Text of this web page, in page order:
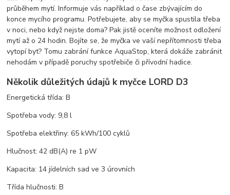
průběhem mytí. Informuje vás například o čase zbývajícím do
konce mycího programu. Potřebujete, aby se myčka spustila třeba
v noci, nebo když nejste doma? Pak jistě oceníte možnost odložení
mytí až o 24 hodin. Bojíte se, že myčka ve vaší nepřítomnosti třeba
vytopí byt? Tomu zabrání funkce AquaStop, která dokáže zabránit
nehodám v případě poruchy spotřebiče či přívodní hadice.
Několik důležitých údajů k myčce LORD D3
Energetická třída: B
Spotřeba vody: 9,8 l
Spotřeba elektřiny: 65 kWh/100 cyklů
Hlučnost: 42 dB(A) re 1 pW
Kapacita: 14 jídelních sad ve 3 úrovních
Třída hlučnosti: B